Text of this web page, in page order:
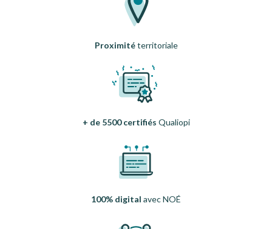
+ de 5500 certifiés Qualiopi
100% digital avec NOÉ
Proximitéterritoriale